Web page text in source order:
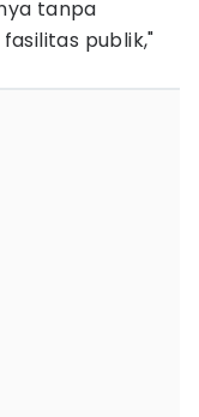
tanpa
publik,"